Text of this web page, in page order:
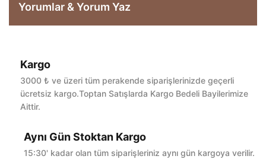
Yorumlar & Yorum Yaz
Bu ürüne ilk yorumu siz yapın!
Kargo
3000 ₺ ve üzeri tüm perakende siparişlerinizde geçerli
ücretsiz kargo.Toptan Satışlarda Kargo Bedeli Bayilerimize
Aittir.
Aynı Gün Stoktan Kargo
15:30' kadar olan tüm siparişleriniz aynı gün kargoya verilir.